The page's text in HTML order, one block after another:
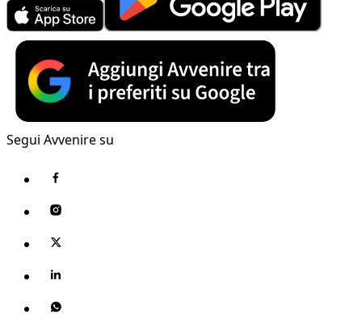
Segui Avvenire su